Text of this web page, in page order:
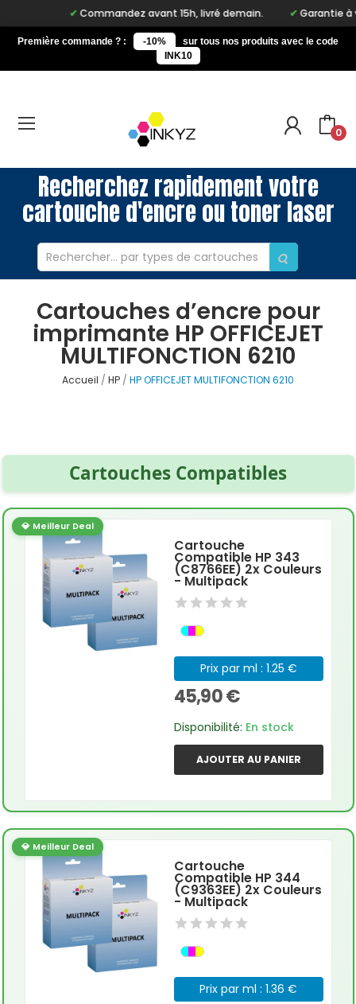
Commandez avant 15h, livré demain. Garantie à vie
Première commande ? : -10%
sur tous nos produits avec le code
INK10
0
Recherchez rapidement votre
cartouche d'encre ou toner laser
Cartouches d’encre pour
imprimante HP OFFICEJET
MULTIFONCTION 6210
Accueil HP HP OFFICEJET MULTIFONCTION 6210
Cartouches Compatibles
💎 Meilleur Deal
Cartouche
Compatible HP 343
(C8766EE) 2x Couleurs
- Multipack
Prix par ml : 1.25 €
45,90 €
Disponibilité: En stock
AJOUTER AU PANIER
💎 Meilleur Deal
Cartouche
Compatible HP 344
(C9363EE) 2x Couleurs
- Multipack
Prix par ml : 1.36 €